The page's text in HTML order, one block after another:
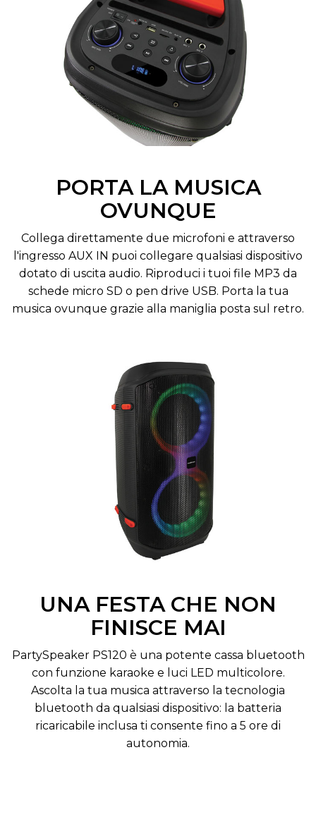
PORTA LA MUSICA
OVUNQUE
Collega direttamente due microfoni e attraverso
l'ingresso AUX IN puoi collegare qualsiasi dispositivo
dotato di uscita audio. Riproduci i tuoi file MP3 da
schede micro SD o pen drive USB. Porta la tua
musica ovunque grazie alla maniglia posta sul retro.
UNA FESTA CHE NON
FINISCE MAI
PartySpeaker PS120 è una potente cassa bluetooth
con funzione karaoke e luci LED multicolore.
Ascolta la tua musica attraverso la tecnologia
bluetooth da qualsiasi dispositivo: la batteria
ricaricabile inclusa ti consente fino a 5 ore di
autonomia.